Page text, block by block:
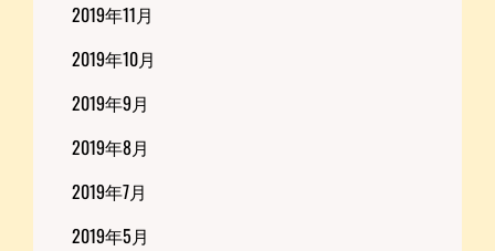
2019年11月
2019年10月
2019年9月
2019年8月
2019年7月
2019年5月